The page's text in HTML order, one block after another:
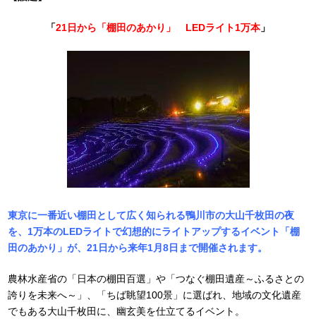
「21日から「棚田のあかり」 LEDライト1万本」
東京に一番近い棚田として広く知られる鴨川市の大山千枚田の夜
を、1万本のLEDライトで幻想的にライトアップするイベント「棚
田のあかり」が、21日から来年1月8日まで開催されます。
農林水産省の「日本の棚田百選」や「つなぐ棚田遺産～ふるさとの
誇りを未来へ～」、「ちば眺望100景」に選ばれ、地域の文化遺産
でもある大山千枚田に、幽玄美を仕立てるイベント。